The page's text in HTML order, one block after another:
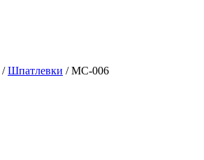
/Шпатлевки /МС-006